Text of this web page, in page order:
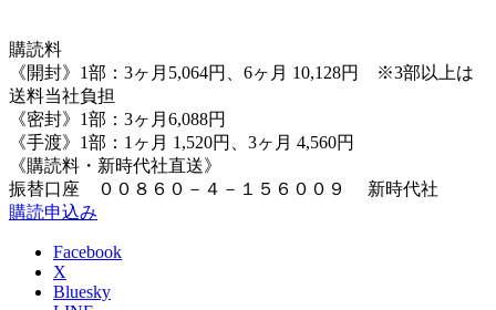
購読料
《開封》1部：3ヶ月5,064円、6ヶ月 10,128円 ※3部以上は
送料当社負担
《密封》1部：3ヶ月6,088円
《手渡》1部：1ヶ月 1,520円、3ヶ月 4,560円
《購読料・新時代社直送》
振替口座 ００８６０－４－１５６００９ 新時代社
購読申込み
Facebook
X
Bluesky